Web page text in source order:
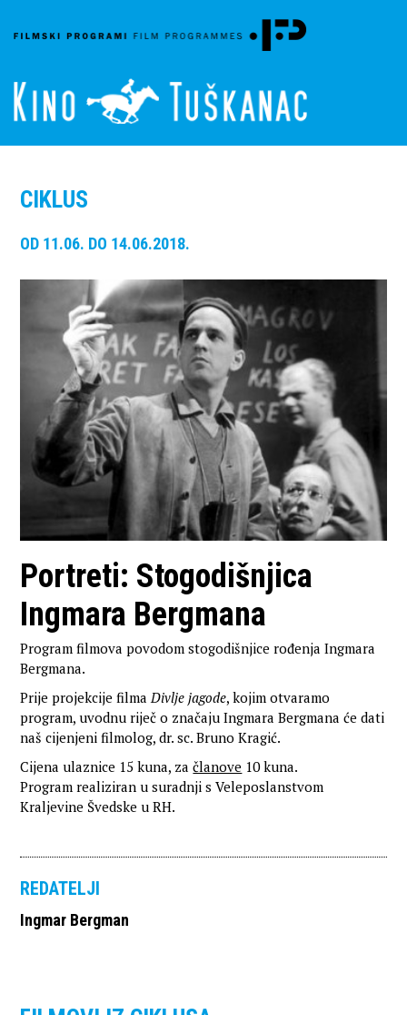
CIKLUS
OD 11.06. DO 14.06.2018.
Portreti: Stogodišnjica
Ingmara Bergmana
Program filmova povodom stogodišnjice rođenja Ingmara
Bergmana.
Prije projekcije filma Divlje jagode, kojim otvaramo
program, uvodnu riječ o značaju Ingmara Bergmana će dati
naš cijenjeni filmolog, dr. sc. Bruno Kragić.
Cijena ulaznice 15 kuna, začlanove 10 kuna.
Program realiziran u suradnji s Veleposlanstvom
Kraljevine Švedske u RH.
REDATELJI
Ingmar Bergman